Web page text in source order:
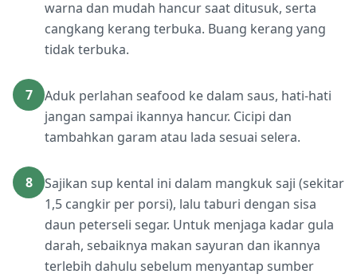
warna dan mudah hancur saat ditusuk, serta
cangkang kerang terbuka. Buang kerang yang
tidak terbuka.
7
Aduk perlahan seafood ke dalam saus, hati-hati
jangan sampai ikannya hancur. Cicipi dan
tambahkan garam atau lada sesuai selera.
8
Sajikan sup kental ini dalam mangkuk saji (sekitar
1,5 cangkir per porsi), lalu taburi dengan sisa
daun peterseli segar. Untuk menjaga kadar gula
darah, sebaiknya makan sayuran dan ikannya
terlebih dahulu sebelum menyantap sumber